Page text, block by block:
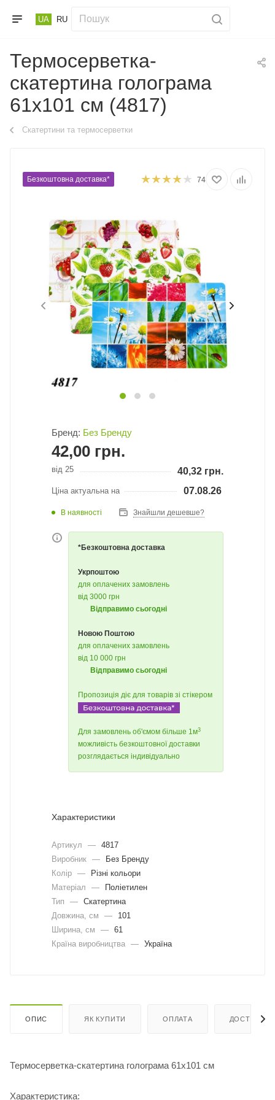
UA RU
Термосерветка-
скатертина голограма
61х101 см (4817)
Скатертини та термосерветки
Безкоштовна доставка* 74
Бренд: Без Бренду
42,00 грн.
від 25 40,32 грн.
Ціна актуальна на 07.08.26
В наявності Знайшли дешевше?
*Безкоштовна доставка
Укрпоштою
для оплачених замовлень
від 3000 грн
Відправимо сьогодні
Новою Поштою
для оплачених замовлень
від 10 000 грн
Відправимо сьогодні
Пропозиція діє для товарів зі стікером
Для замовлень об'ємом більше 1м3
можливість безкоштовної доставки
розглядається індивідуально
Характеристики
Артикул — 4817
Виробник —
Без Бренду
Колір —
Різні кольори
Матеріал
—
Поліетилен
Тип
— Скатертина
Довжина, cм
—
101
Ширина, cм
— 61
Країна виробництва — Україна
ОПИС ЯК КУПИТИ ОПЛАТА ДОСТАВКА
Термосерветка-скатертина голограма 61х101 см
Характеристика: